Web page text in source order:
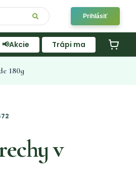
Prihlásiť
📢Akcie Trápi ma
180g
v